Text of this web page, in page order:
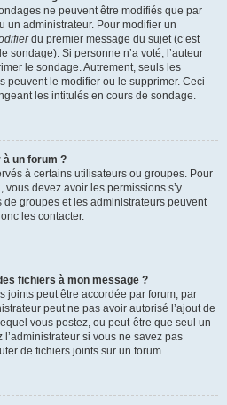
ne peuvent être modifiés que par
un administrateur. Pour modifier un
du premier message du sujet (c’est
sondage). Si personne n’a voté, l’auteur
le sondage. Autrement, seuls les
peuvent le modifier ou le supprimer. Ceci
les intitulés en cours de sondage.
à un forum ?
à certains utilisateurs ou groupes. Pour
vous devez avoir les permissions s’y
groupes et les administrateurs peuvent
les contacter.
fichiers à mon message ?
joints peut être accordée par forum, par
peut ne pas avoir autorisé l’ajout de
vous postez, ou peut-être que seul un
si vous ne savez pas
de fichiers joints sur un forum.